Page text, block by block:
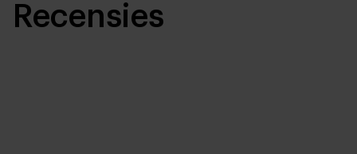
Recensies